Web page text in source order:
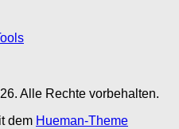
Alle Rechte vorbehalten.
dem Hueman-Theme